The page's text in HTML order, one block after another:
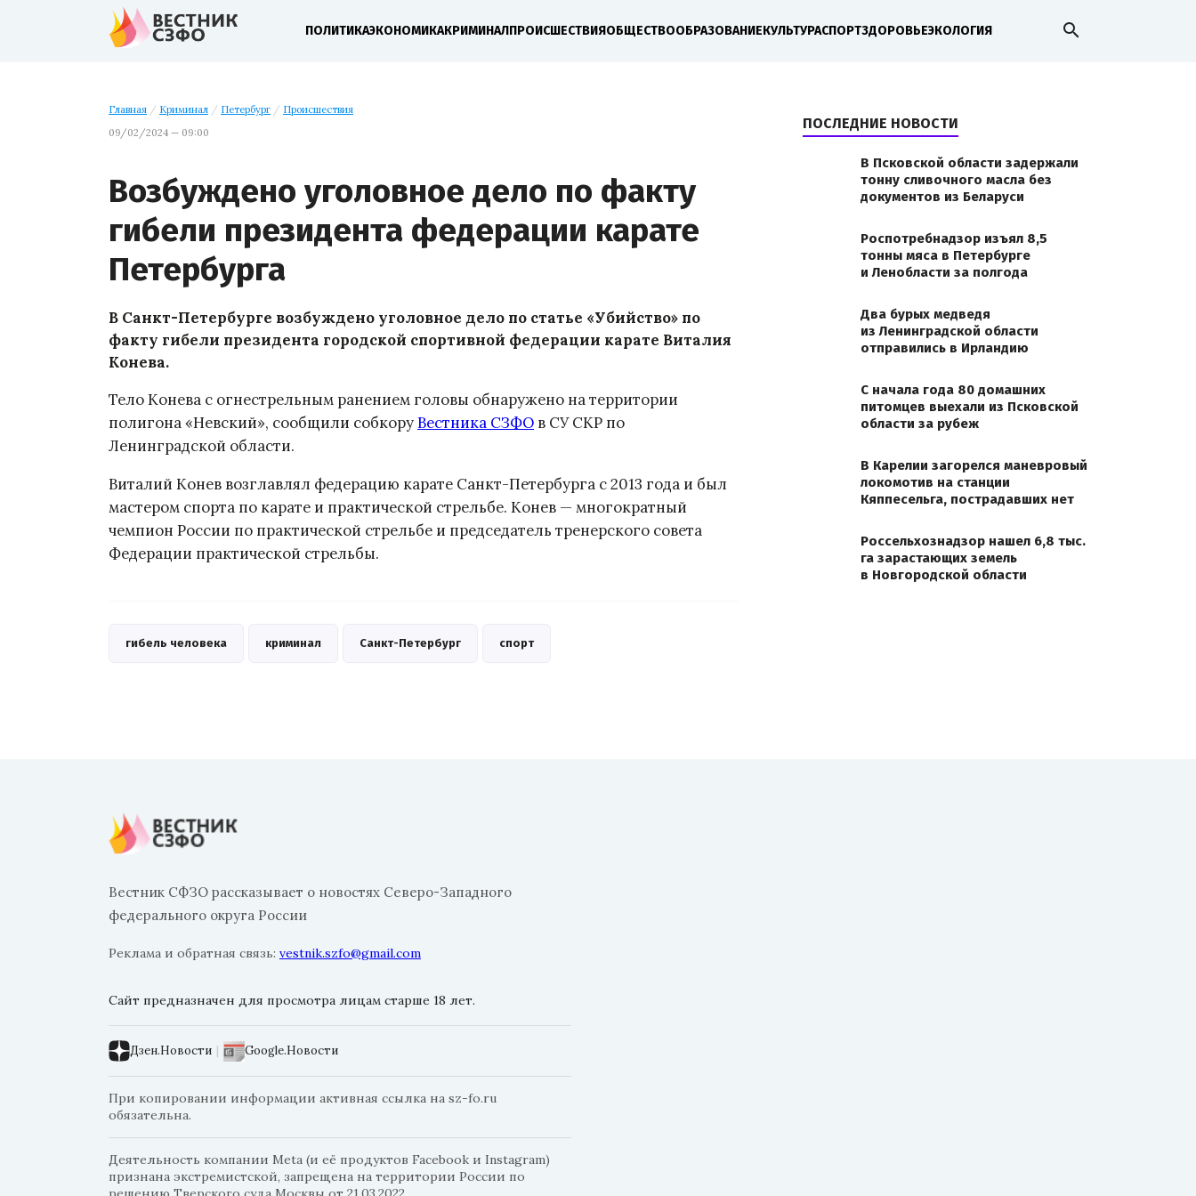
ПОЛИТИКАЭКОНОМИКАКРИМИНАЛПРОИСШЕСТВИЯОБЩЕСТВООБРАЗОВАНИЕКУЛЬТУРАСПОРТЗДОРОВЬЕЭКОЛОГИЯ search
Главная / Криминал / Петербург / Происшествия
09/02/2024 — 09:00
Возбуждено уголовное дело по факту
гибели президента федерации карате
Петербурга
В Санкт-Петербурге возбуждено уголовное дело по статье «Убийство» по
факту гибели президента городской спортивной федерации карате Виталия
Конева.
Тело Конева с огнестрельным ранением головы обнаружено на территории
полигона «Невский», сообщили собкоруВестника СЗФО в СУ СКР по
Ленинградской области.
Виталий Конев возглавлял федерацию карате Санкт-Петербурга с 2013 года и был
мастером спорта по карате и практической стрельбе. Конев — многократный
чемпион России по практической стрельбе и председатель тренерского совета
Федерации практической стрельбы.
гибель человека криминал Санкт-Петербург спорт
ПОСЛЕДНИЕ НОВОСТИ
В Псковской области задержали
тонну сливочного масла без
документов из Беларуси
Роспотребнадзор изъял 8,5
тонны мяса в Петербурге
и Ленобласти за полгода
Два бурых медведя
из Ленинградской области
отправились в Ирландию
С начала года 80 домашних
питомцев выехали из Псковской
области за рубеж
В Карелии загорелся маневровый
локомотив на станции
Кяппесельга, пострадавших нет
Россельхознадзор нашел 6,8 тыс.
га зарастающих земель
в Новгородской области
Вестник СФЗО рассказывает о новостях Северо-Западного
федерального округа России
Реклама и обратная связь: vestnik.szfo@gmail.com
Сайт предназначен для просмотра лицам старше 18 лет.
Дзен.Новости | Google.Новости
При копировании информации активная ссылка на sz-fo.ru
обязательна.
Деятельность компании Meta (и её продуктов Facebook и Instagram)
признана экстремистской, запрещена на территории России по